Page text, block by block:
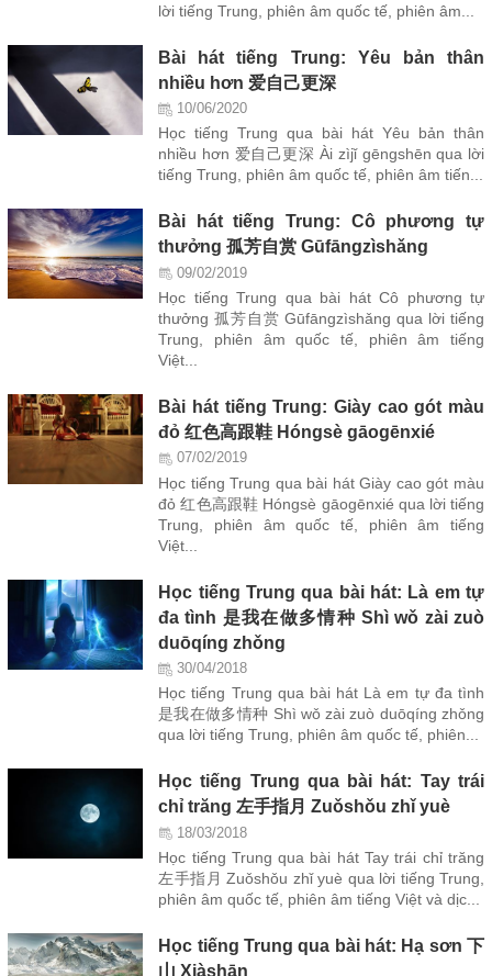
lời tiếng Trung, phiên âm quốc tế, phiên âm...
Bài hát tiếng Trung: Yêu bản thân
nhiều hơn 爱自己更深
10/06/2020
Học tiếng Trung qua bài hát Yêu bản thân
nhiều hơn 爱自己更深 Ài zìjǐ gēngshēn qua lời
tiếng Trung, phiên âm quốc tế, phiên âm tiến...
Bài hát tiếng Trung: Cô phương tự
thưởng 孤芳自赏 Gūfāngzìshǎng
09/02/2019
Học tiếng Trung qua bài hát Cô phương tự
thưởng 孤芳自赏 Gūfāngzìshǎng qua lời tiếng
Trung, phiên âm quốc tế, phiên âm tiếng
Việt...
Bài hát tiếng Trung: Giày cao gót màu
đỏ 红色高跟鞋 Hóngsè gāogēnxié
07/02/2019
Học tiếng Trung qua bài hát Giày cao gót màu
đỏ 红色高跟鞋 Hóngsè gāogēnxié qua lời tiếng
Trung, phiên âm quốc tế, phiên âm tiếng
Việt...
Học tiếng Trung qua bài hát: Là em tự
đa tình 是我在做多情种 Shì wǒ zài zuò
duōqíng zhǒng
30/04/2018
Học tiếng Trung qua bài hát Là em tự đa tình
是我在做多情种 Shì wǒ zài zuò duōqíng zhǒng
qua lời tiếng Trung, phiên âm quốc tế, phiên...
Học tiếng Trung qua bài hát: Tay trái
chỉ trăng 左手指月 Zuǒshǒu zhǐ yuè
18/03/2018
Học tiếng Trung qua bài hát Tay trái chỉ trăng
左手指月 Zuǒshǒu zhǐ yuè qua lời tiếng Trung,
phiên âm quốc tế, phiên âm tiếng Việt và dịc...
Học tiếng Trung qua bài hát: Hạ sơn 下
山 Xiàshān